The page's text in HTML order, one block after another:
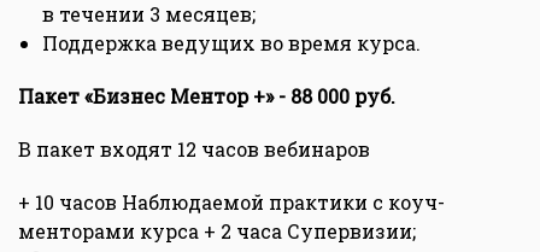
в течении 3 месяцев;
Поддержка ведущих во время курса.
Пакет «Бизнес Ментор +» - 88 000 руб.
В пакет входят 12 часов вебинаров
+ 10 часов Наблюдаемой практики с коуч-
менторами курса + 2 часа Супервизии;